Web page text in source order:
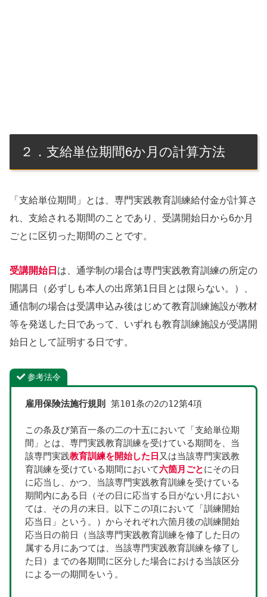
２．支給単位期間6か月の計算方法
「支給単位期間」とは、専門実践教育訓練給付金が計算さ
れ、支給される期間のことであり、受講開始日から6か月
ごとに区切った期間のことです。
受講開始日 は、通学制の場合は専門実践教育訓練の所定の
開講日（必ずしも本人の出席第1日目とは限らない。）、
通信制の場合は受講申込み後はじめて教育訓練施設が教材
等を発送した日であって、いずれも教育訓練施設が受講開
始日として証明する日です。
参考法令
雇用保険法施行規則 第101条の2の12第4項
この条及び第百一条の二の十五において「支給単位期
間」とは、専門実践教育訓練を受けている期間を、当
該専門実践教育訓練を開始した日 又は当該専門実践教
育訓練を受けている期間において六箇月ごとにその日
に応当し、かつ、当該専門実践教育訓練を受けている
期間内にある日（その日に応当する日がない月におい
ては、その月の末日。以下この項において「訓練開始
応当日」という。）からそれぞれ六箇月後の訓練開始
応当日の前日（当該専門実践教育訓練を修了した日の
属する月にあつては、当該専門実践教育訓練を修了し
た日）までの各期間に区分した場合における当該区分
による一の期間をいう。